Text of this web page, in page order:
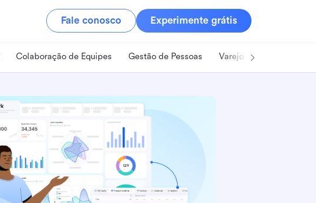
Fale conosco Experimente grátis
Colaboração de Equipes Gestão de Pessoas Varejo